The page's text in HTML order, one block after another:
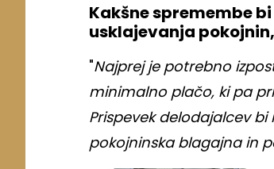
Kakšne spremembe
usklajevanja
"Najprej je potrebno
minimalno plačo, ki pa
Prispevek delodajalcev
pokojninska blagajna in